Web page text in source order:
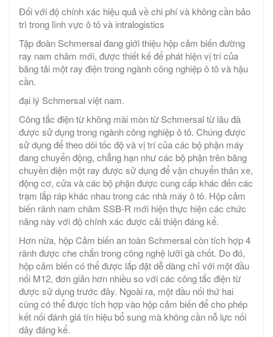
Đối với độ chính xác hiệu quả về chi phí và không cần bảo
trì trong lĩnh vực ô tô và intralogistics
Tập đoàn Schmersal đang giới thiệu hộp cảm biến đường
ray nam châm mới, được thiết kế để phát hiện vị trí của
băng tải một ray điện trong ngành công nghiệp ô tô và hậu
cần.
đại lý Schmersal việt nam.
Công tắc điện từ không mài mòn từ Schmersal từ lâu đã
được sử dụng trong ngành công nghiệp ô tô. Chúng được
sử dụng để theo dõi tốc độ và vị trí của các bộ phận máy
đang chuyển động, chẳng hạn như các bộ phận trên băng
chuyền điện một ray được sử dụng để vận chuyển thân xe,
động cơ, cửa và các bộ phận được cung cấp khác đến các
trạm lắp ráp khác nhau trong các nhà máy ô tô. Hộp cảm
biến rãnh nam châm SSB-R mới hiện thực hiện các chức
năng này với độ chính xác được cải thiện đáng kể.
Hơn nữa, hộp Cảm biến an toàn Schmersal còn tích hợp 4
rãnh được che chắn trong công nghệ lưỡi gà chốt. Do đó,
hộp cảm biến có thể được lắp đặt dễ dàng chỉ với một đầu
nối M12, đơn giản hơn nhiều so với các công tắc điện từ
được sử dụng trước đây. Ngoài ra, một đầu nối thứ hai
cũng có thể được tích hợp vào hộp cảm biến để cho phép
kết nối đánh giá tín hiệu bổ sung mà không cần nỗ lực nối
dây đáng kể.